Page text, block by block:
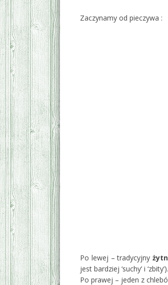
Zaczynamy od pieczywa :
Po lewej – tradycyjny
jest bardziej ‘suchy’ i ‘zbity’).
Po prawej – jeden z